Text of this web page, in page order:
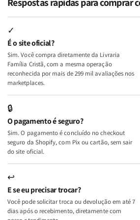
Minhas
Lutas
e
Deus
+
A
Mulher
Lar
Minhas
Lutas
+
A
Lar
✓
É o site oficial?
Sim. Você compra diretamente da Livraria
Família Cristã, com a mesma operação
reconhecida por mais de 299 mil avaliações nos
marketplaces.
🔒
O pagamento é seguro?
Sim. O pagamento é concluído no checkout
seguro da Shopify, com Pix ou cartão, sem sair
do site oficial.
↩
E se eu precisar trocar?
Você pode solicitar troca ou devolução em até 7
dias após o recebimento, diretamente com